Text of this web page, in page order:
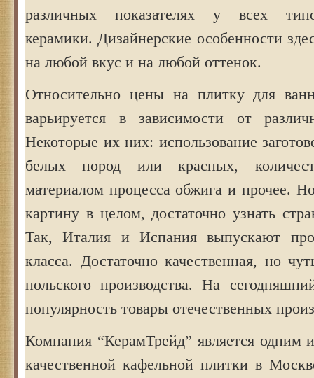
различных показателях у всех
керамики. Дизайнерские особенности
на любой вкус и на любой оттенок.
Относительно цены на плитку для
варьируется в зависимости от
Некоторые их них: использование
белых пород или красных,
материалом процесса обжига и прочее.
картину в целом, достаточно узнать
Так, Италия и Испания выпускают
класса. Достаточно качественная, но
польского производства. На
популярность товары отечественных
Компания “КерамТрейд” является одним
качественной кафельной плитки в